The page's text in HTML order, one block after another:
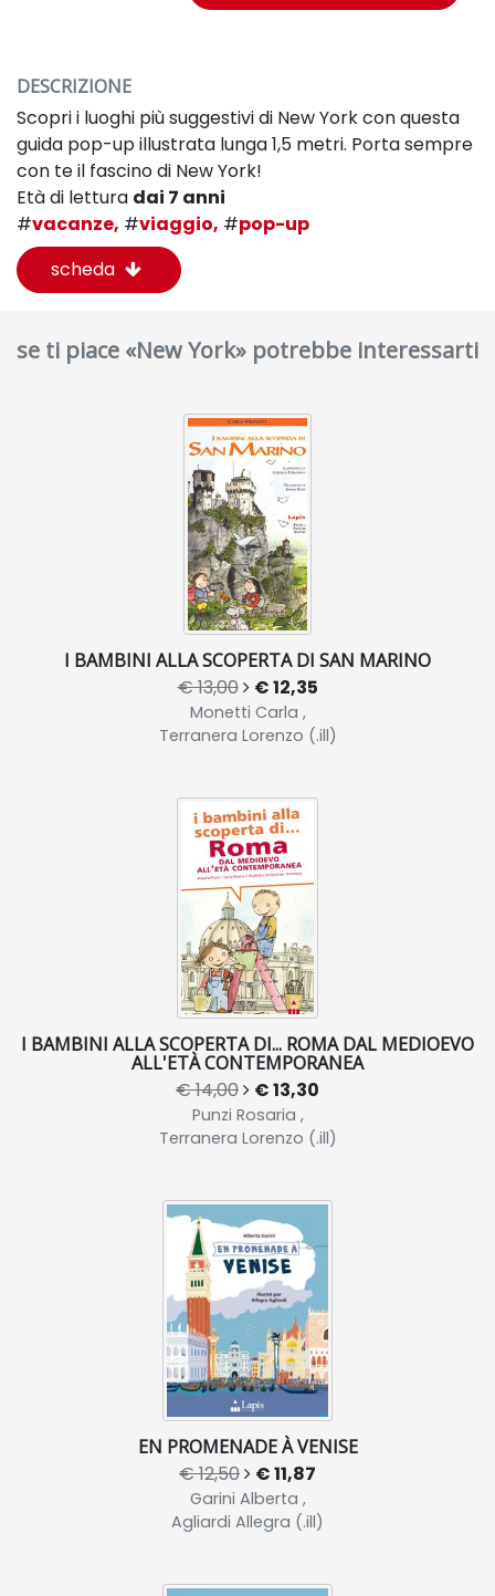
DESCRIZIONE
Scopri i luoghi più suggestivi di New York con questa
guida pop-up illustrata lunga 1,5 metri. Porta sempre
con te il fascino di New York!
Età di lettura dai 7 anni
#vacanze, #viaggio, #pop-up
scheda
se ti piace «New York» potrebbe interessarti
I BAMBINI ALLA SCOPERTA DI SAN MARINO
€ 13,00 € 12,35
Monetti Carla ,
Terranera Lorenzo (.ill)
I BAMBINI ALLA SCOPERTA DI... ROMA DAL MEDIOEVO
ALL'ETÀ CONTEMPORANEA
€ 14,00 € 13,30
Punzi Rosaria ,
Terranera Lorenzo (.ill)
EN PROMENADE À VENISE
€ 12,50 € 11,87
Garini Alberta ,
Agliardi Allegra (.ill)